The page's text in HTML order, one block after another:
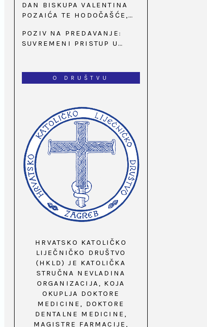
DAN BISKUPA VALENTINA
POZAIĆA TE HODOČAŠĆE,
OBLJETNICA OSNIVANJA
HKLD-A, U MARIJI BISTRICI,
POZIV NA PREDAVANJE:
SUVREMENI PRISTUP U
O DRUŠTVU
HRVATSKO KATOLIČKO
LIJEČNIČKO DRUŠTVO
(HKLD) JE KATOLIČKA
STRUČNA NEVLADINA
ORGANIZACIJA, KOJA
OKUPLJA DOKTORE
MEDICINE, DOKTORE
DENTALNE MEDICINE,
MAGISTRE FARMACIJE,